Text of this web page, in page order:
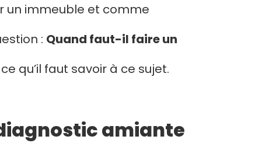
un immeuble et comme
: Quand faut-il faire un
qu’il faut savoir à ce sujet.
amiante